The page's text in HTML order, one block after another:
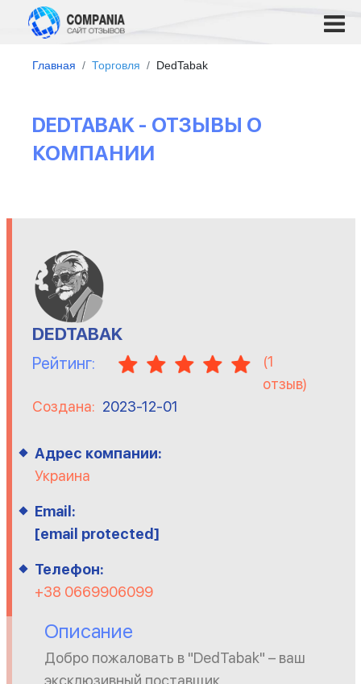
Главная Торговля DedTabak
DEDTABAK - ОТЗЫВЫ О
КОМПАНИИ
DEDTABAK
Рейтинг: (1
отзыв)
Создана: 2023-12-01
Адрес компании:
Украина
Email:
[email protected]
Телефон:
+38 0669906099
Описание
Добро пожаловать в "DedTabak" – ваш
эксклюзивный поставщик